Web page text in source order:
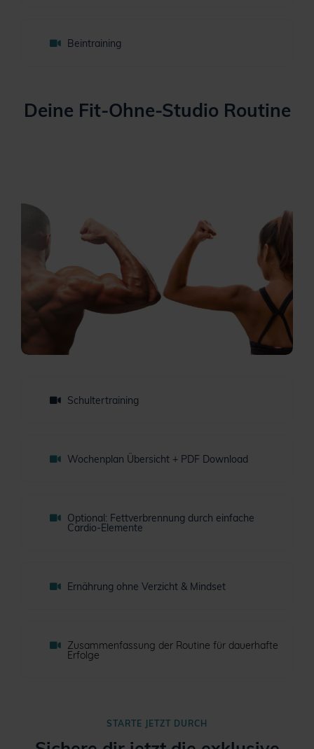
Beintraining
Deine Fit-Ohne-Studio Routine
Schultertraining
Wochenplan Übersicht + PDF Download
Optional: Fettverbrennung durch einfache
Cardio-Elemente
Ernährung ohne Verzicht & Mindset
Zusammenfassung der Routine für dauerhafte
Erfolge
STARTE JETZT DURCH